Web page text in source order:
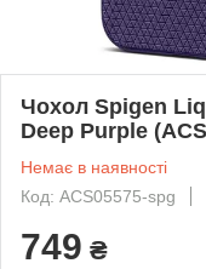
Чохол Spigen
Deep Purple
Немає в наявності
Код: ACS05575-spg
749 ₴